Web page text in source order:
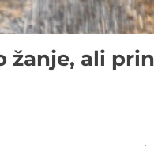
žanje, ali